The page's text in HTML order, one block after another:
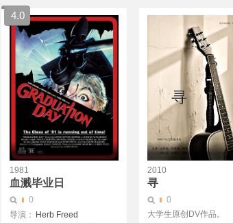
4.0
1981
血溅毕业日
0
导演：
Herb Freed
2010
寻
0
大学生原创DV作品。